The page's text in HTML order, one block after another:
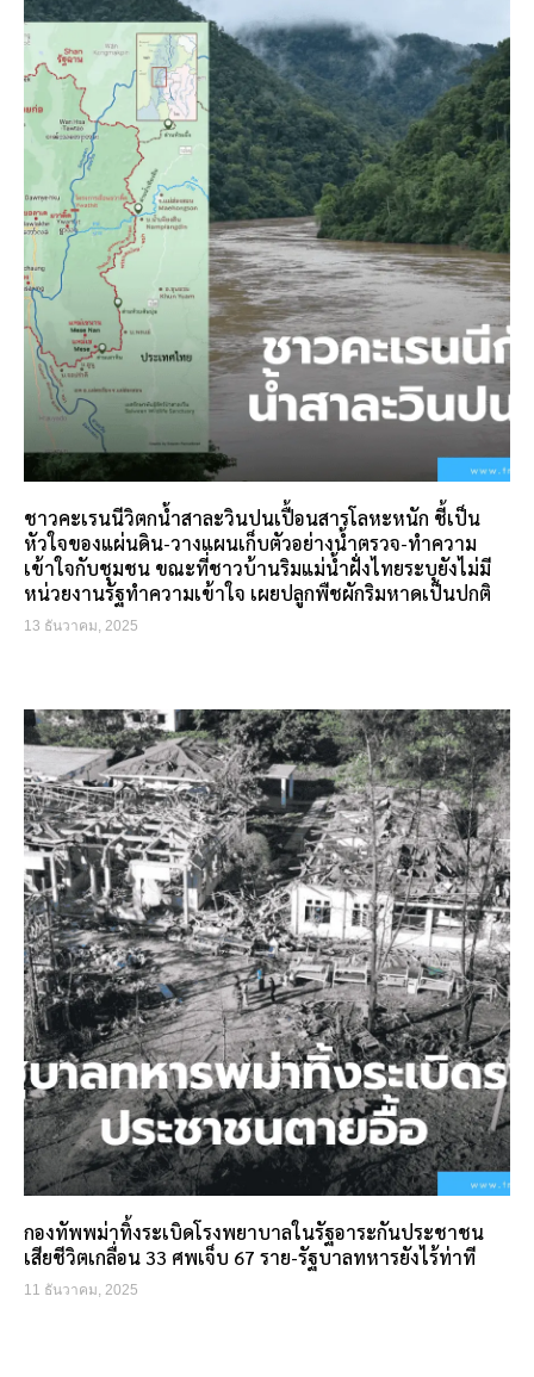
ชาวคะเรนนีวิตกน้ำสาละวินปนเปื้อนสารโลหะหนัก ชี้เป็น
หัวใจของแผ่นดิน-วางแผนเก็บตัวอย่างน้ำตรวจ-ทำความ
เข้าใจกับชุมชน ขณะที่ชาวบ้านริมแม่น้ำฝั่งไทยระบุยังไม่มี
หน่วยงานรัฐทำความเข้าใจ เผยปลูกพืชผักริมหาดเป็นปกติ
13 ธันวาคม, 2025
กองทัพพม่าทิ้งระเบิดโรงพยาบาลในรัฐอาระกันประชาชน
เสียชีวิตเกลื่อน 33 ศพเจ็บ 67 ราย-รัฐบาลทหารยังไร้ท่าที
11 ธันวาคม, 2025